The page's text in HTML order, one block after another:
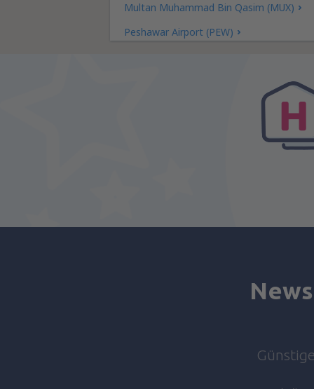
Multan Muhammad Bin Qasim (MUX)
Peshawar Airport (PEW)